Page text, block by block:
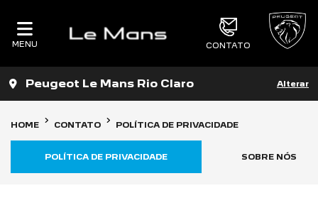
MENU CONTATO
Peugeot Le Mans Rio Claro Alterar
HOME CONTATO POLÍTICA DE PRIVACIDADE
SOBRE NÓS
POLÍTICA DE PRIVACIDADE